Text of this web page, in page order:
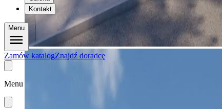
Kontakt
Menu
Zamów katalogZnajdź doradcę
Menu